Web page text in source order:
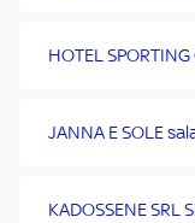
HOTEL SPORTING
JANNA E SOLE
KADOSSENE SRL